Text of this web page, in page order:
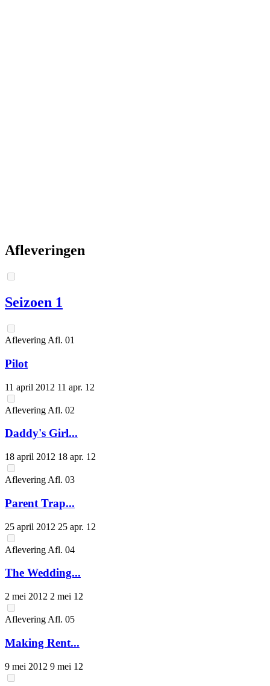
Afleveringen
Seizoen 1
Aflevering Afl. 01
Pilot
11 april 2012 11 apr. 12
Aflevering Afl. 02
Daddy's Girl...
18 april 2012 18 apr. 12
Aflevering Afl. 03
Parent Trap...
25 april 2012 25 apr. 12
Aflevering Afl. 04
The Wedding...
2 mei 2012 2 mei 12
Aflevering Afl. 05
Making Rent...
9 mei 2012 9 mei 12